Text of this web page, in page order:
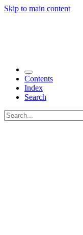
Skip to main content
Contents
Index
Search